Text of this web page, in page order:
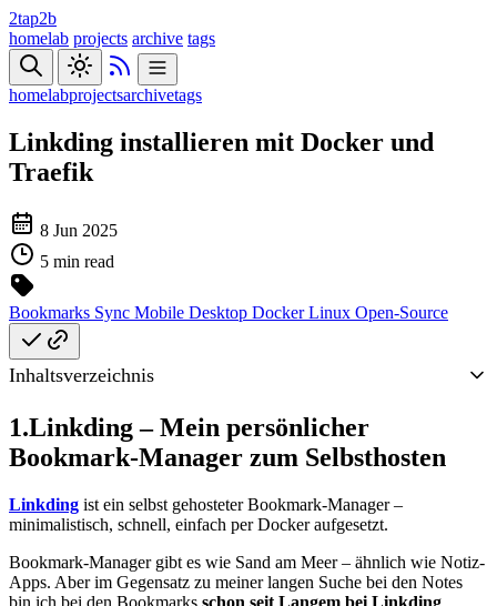
2tap2b
homelab projects archive tags
homelabprojectsarchivetags
Linkding installieren mit Docker und
Traefik
8 Jun 2025
5 min read
Bookmarks Sync Mobile Desktop DockerLinux Open-Source
Inhaltsverzeichnis
1.Linkding – Mein persönlicher
Bookmark-Manager zum Selbsthosten
Linkding ist ein selbst gehosteter Bookmark-Manager –
minimalistisch, schnell, einfach per Docker aufgesetzt.
Bookmark-Manager gibt es wie Sand am Meer – ähnlich wie Notiz-
Apps. Aber im Gegensatz zu meiner langen Suche bei den Notes
bin ich bei den Bookmarks schon seit Langem bei Linkding